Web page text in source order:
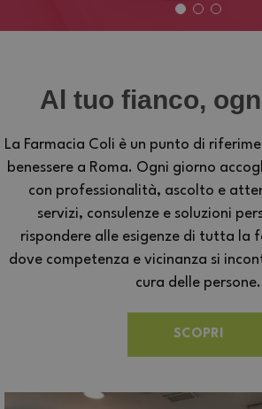
Al tuo fianco,
La Farmacia Coli è un punto di
benessere a Roma. Ogni giorno
con professionalità, ascolto e
servizi, consulenze e soluzioni
rispondere alle esigenze di tutta la
dove competenza e vicinanza si
cura delle persone.
SCOPRI